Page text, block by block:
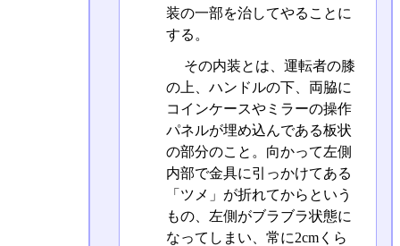
装の一部を治してやることに
する。
その内装とは、運転者の膝
の上、ハンドルの下、両脇に
コインケースやミラーの操作
パネルが埋め込んである板状
の部分のこと。向かって左側
内部で金具に引っかけてある
「ツメ」が折れてからという
もの、左側がブラブラ状態に
なってしまい、常に2cmくら